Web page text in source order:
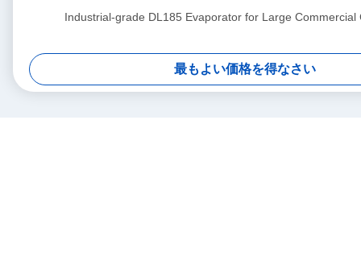
Industrial-grade DL185 Evaporator for Large Commercial
最もよい価格を得なさい